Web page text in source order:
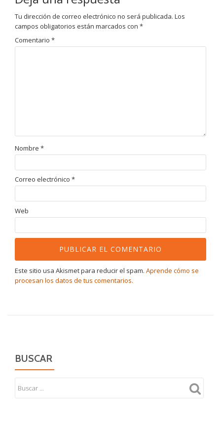
Tu dirección de correo electrónico no será publicada. Los
campos obligatorios están marcados con *
Comentario *
Nombre *
Correo electrónico *
Web
Este sitio usa Akismet para reducir el spam. Aprende cómo se
procesan los datos de tus comentarios.
BUSCAR